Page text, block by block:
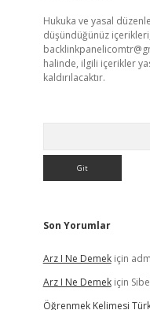
Hukuka ve yasal
düşündüğünüz içerikleri,
halinde, ilgili içerikler
kaldırılacaktır.
Son Yorumlar
Arz I Ne Demekiçin
Arz I Ne Demekiçin
Öğrenmek Kelimesi